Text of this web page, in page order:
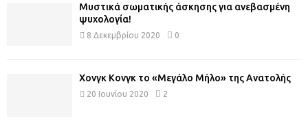
Μυστικά σωματικής άσκησης για ανεβασμένη
ψυχολογία!
8 Δεκεμβρίου 2020 0
Χονγκ Κονγκ το «Μεγάλο Μήλο» της Ανατολής
20 Ιουνίου 2020 2